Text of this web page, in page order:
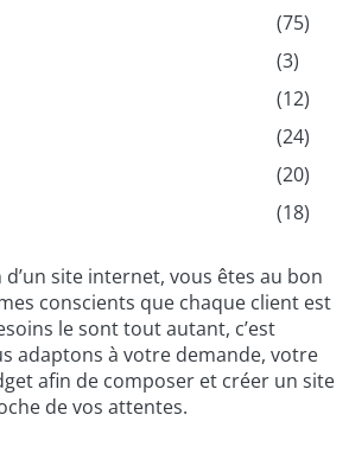
(75)
(3)
(12)
(24)
(20)
(18)
d’un site internet, vous êtes au bon
conscients que chaque client est
le sont tout autant, c’est
adaptons à votre demande, votre
afin de composer et créer un site
de vos attentes.